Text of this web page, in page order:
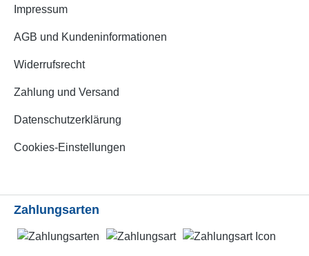
Impressum
AGB und Kundeninformationen
Widerrufsrecht
Zahlung und Versand
Datenschutzerklärung
Cookies-Einstellungen
Zahlungsarten